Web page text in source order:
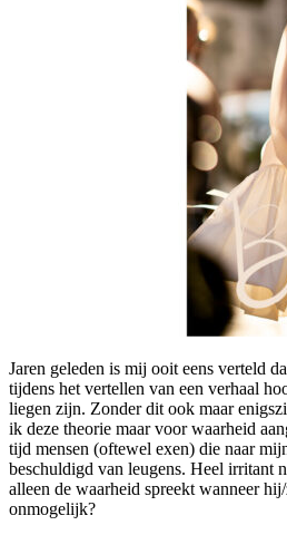
Jaren geleden is mij ooit eens verteld
tijdens het vertellen van een verhaal
liegen zijn. Zonder dit ook maar
ik deze theorie maar voor waarheid
tijd mensen (oftewel exen) die naar
beschuldigd van leugens. Heel irritant
alleen de waarheid spreekt wanneer
onmogelijk?